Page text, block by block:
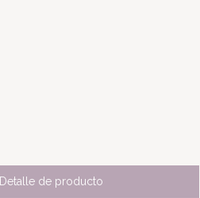
Detalle de producto